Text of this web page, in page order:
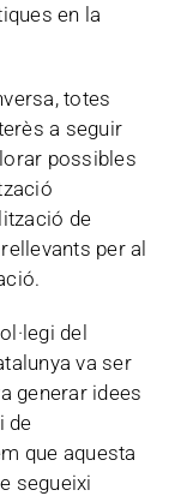
en la
totes
a seguir
possibles
de
per al
del
va ser
generar idees
de
que aquesta
segueixi